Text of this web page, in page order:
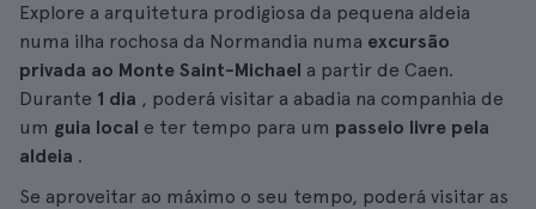
Explore a arquitetura prodigiosa da pequena aldeia
numa ilha rochosa da Normandia numa excursão
privada ao Monte Saint-Michael a partir de Caen.
Durante 1 dia , poderá visitar a abadia na companhia de
um guia local e ter tempo para um passeio livre pela
aldeia .
Se aproveitar ao máximo o seu tempo, poderá visitar as